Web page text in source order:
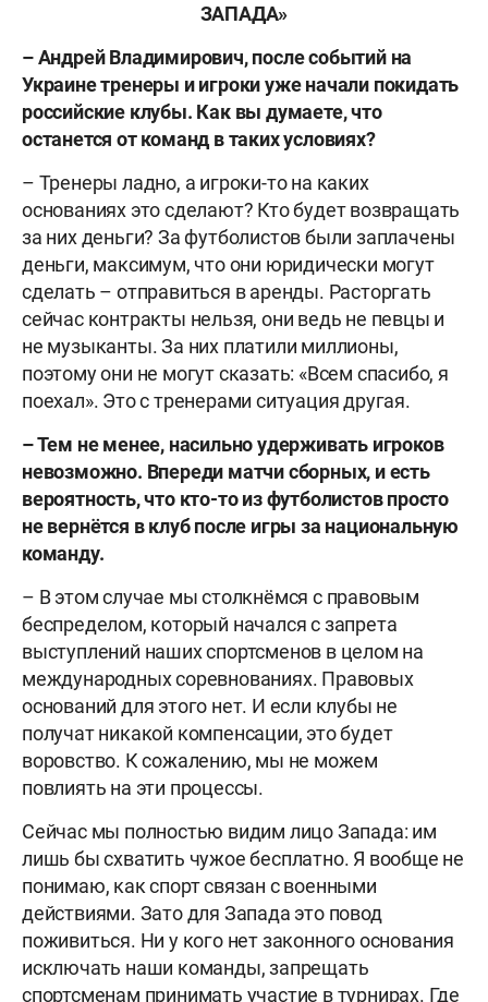
ЗАПАДА»
– Андрей Владимирович, после событий на
Украине тренеры и игроки уже начали покидать
российские клубы. Как вы думаете, что
останется от команд в таких условиях?
– Тренеры ладно, а игроки-то на каких
основаниях это сделают? Кто будет возвращать
за них деньги? За футболистов были заплачены
деньги, максимум, что они юридически могут
сделать – отправиться в аренды. Расторгать
сейчас контракты нельзя, они ведь не певцы и
не музыканты. За них платили миллионы,
поэтому они не могут сказать: «Всем спасибо, я
поехал». Это с тренерами ситуация другая.
– Тем не менее, насильно удерживать игроков
невозможно. Впереди матчи сборных, и есть
вероятность, что кто-то из футболистов просто
не вернётся в клуб после игры за национальную
команду.
– В этом случае мы столкнёмся с правовым
беспределом, который начался с запрета
выступлений наших спортсменов в целом на
международных соревнованиях. Правовых
оснований для этого нет. И если клубы не
получат никакой компенсации, это будет
воровство. К сожалению, мы не можем
повлиять на эти процессы.
Сейчас мы полностью видим лицо Запада: им
лишь бы схватить чужое бесплатно. Я вообще не
понимаю, как спорт связан с военными
действиями. Зато для Запада это повод
поживиться. Ни у кого нет законного основания
исключать наши команды, запрещать
спортсменам принимать участие в турнирах. Где